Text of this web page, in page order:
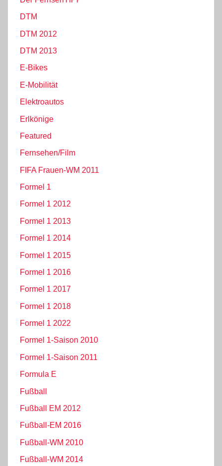
DTM
DTM 2012
DTM 2013
E-Bikes
E-Mobilität
Elektroautos
Erlkönige
Featured
Fernsehen/Film
FIFA Frauen-WM 2011
Formel 1
Formel 1 2012
Formel 1 2013
Formel 1 2014
Formel 1 2015
Formel 1 2016
Formel 1 2017
Formel 1 2018
Formel 1 2022
Formel 1-Saison 2010
Formel 1-Saison 2011
Formula E
Fußball
Fußball EM 2012
Fußball-EM 2016
Fußball-WM 2010
Fußball-WM 2014